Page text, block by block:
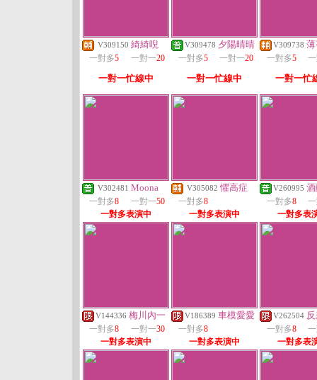
V309150 綺綺唲
一對多5 一對一20
一對一忙線中
V309478 夕陽晴晴
一對多5 一對一20
一對一忙線中
V309738
一對多5
一對一忙
V302481 Moona
一對多8 一對一50
一對多表演中
V305082 懼高症
一對多8
一對多表演中
V260995
一對多8
一對多表
V144336 梅川內一
一對多8 一對一30
一對多表演中
V186389 車模愛愛
一對多8
一對多表演中
V262504
一對多8
一對多表